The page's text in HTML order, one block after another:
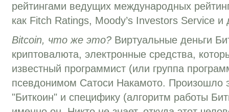
рейтингами ведущих международных
как Fitch Ratings, Moody’s Investors Service и
Bitcoin, что же это? Виртуальные деньги
криптовалюта, электронные средства,
известный программист (или группа
псевдонимом Сатоcи Накамото. Произошло
"Биткоин" и специфику (алгоритм работы